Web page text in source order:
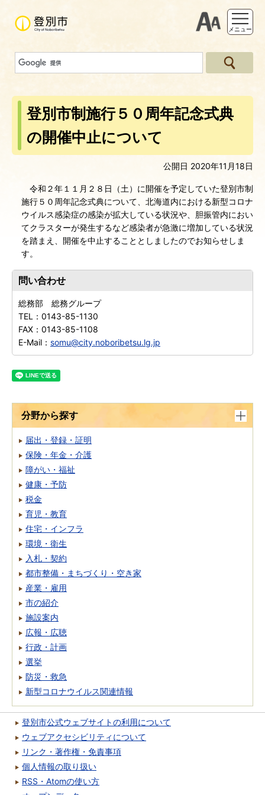
支援ツー
メニュー
登別市制施行５０周年記念式典
の開催中止について
公開日 2020年11月18日
令和２年１１月２８日（土）に開催を予定していた登別市制
施行５０周年記念式典について、北海道内における新型コロナ
ウイルス感染症の感染が拡大している状況や、胆振管内におい
てクラスターが発生するなど感染者が急激に増加している状況
を踏まえ、開催を中止することとしましたのでお知らせしま
す。
問い合わせ
総務部 総務グループ
TEL： 0143-85-1130
FAX： 0143-85-1108
E-Mail： somu@city.noboribetsu.lg.jp
分野から探す
届出・登録・証明
保険・年金・介護
障がい・福祉
健康・予防
税金
育児・教育
住宅・インフラ
環境・衛生
入札・契約
都市整備・まちづくり・空き家
産業・雇用
市の紹介
施設案内
広報・広聴
行政・計画
選挙
防災・救急
新型コロナウイルス関連情報
登別市公式ウェブサイトの利用について
ウェブアクセシビリティについて
リンク・著作権・免責事項
個人情報の取り扱い
RSS・Atomの使い方